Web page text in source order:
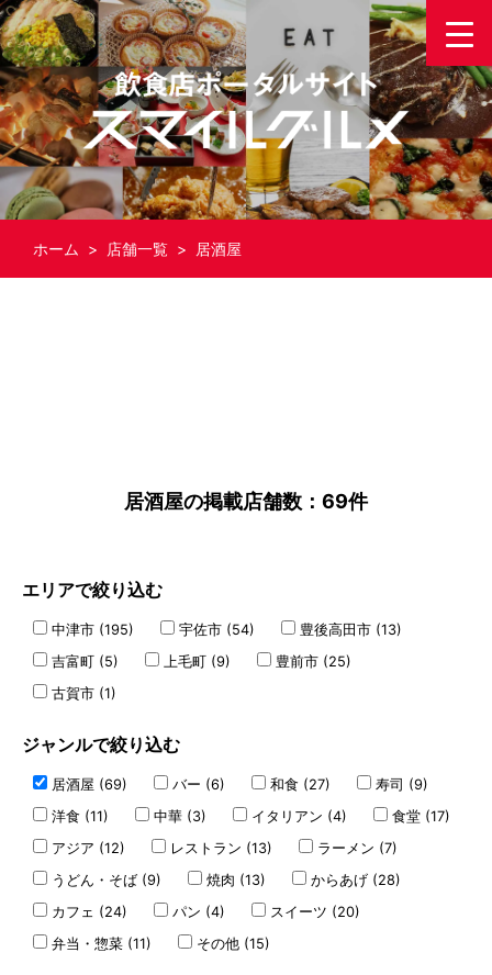
ホーム > 店舗一覧 > 居酒屋
居酒屋の掲載店舗数：69件
エリアで絞り込む
中津市 (195) 宇佐市 (54)
豊後高田市 (13)
吉富町 (5)
上毛町 (9)
豊前市 (25)
古賀市 (1)
ジャンルで絞り込む
居酒屋 (69) バー (6) 和食 (27)
寿司 (9)
洋食 (11)
中華 (3) イタリアン (4)
食堂 (17)
アジア (12)
レストラン (13)
ラーメン (7)
うどん・そば (9)
焼肉 (13)
からあげ (28)
カフェ (24)
パン (4)
スイーツ (20)
弁当・惣菜 (11)
その他 (15)